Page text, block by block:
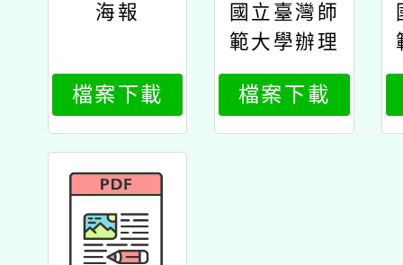
海報
檔案下載
國立臺灣師
範大學辦理
原住民族語
言臺北學習
中心114年
檔案下載